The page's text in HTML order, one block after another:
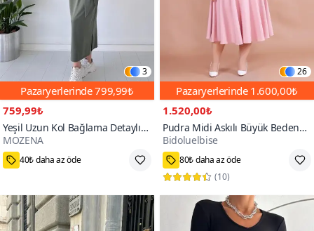
3
Pazaryerlerinde799,99₺
759,99₺
Yeşil Uzun Kol Bağlama Detaylı
Modal Elbise
MOZENA
40₺ daha az öde
26
Pazaryerlerinde 1.600,00₺
1.520,00₺
Pudra Midi Askılı Büyük Beden
Kare Yaka Elbise
Bidoluelbise
70+
80₺ daha az öde
(10)